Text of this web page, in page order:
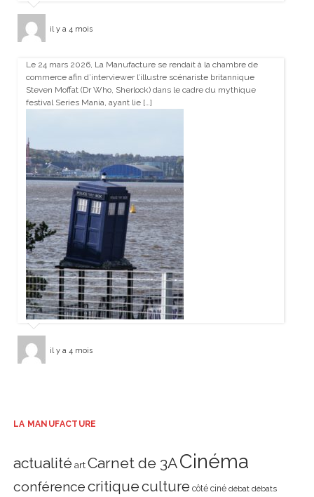
il y a 4 mois
Le 24 mars 2026, La Manufacture se rendait à la chambre de
commerce afin d’interviewer l’illustre scénariste britannique
Steven Moffat (Dr Who, Sherlock) dans le cadre du mythique
festival Series Mania, ayant lie […]
il y a 4 mois
LA MANUFACTURE
actualité art Carnet de 3ACinéma
conférencecritiqueculture côté ciné débat débats